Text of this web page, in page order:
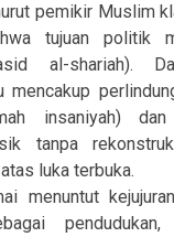
pemikir Muslim
tujuan politik
al-shariah).
mencakup
insaniyah)
tanpa
luka terbuka.
menuntut